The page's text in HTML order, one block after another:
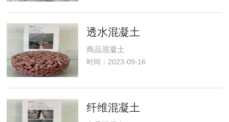
透水混凝土
商品混凝土
时间：2023-09-16
纤维混凝土